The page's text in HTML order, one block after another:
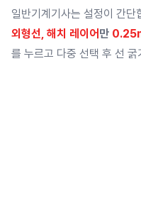
일반기계기사는 설정이 간단
외형선, 해치 레이어 만
를 누르고 다중 선택 후 선